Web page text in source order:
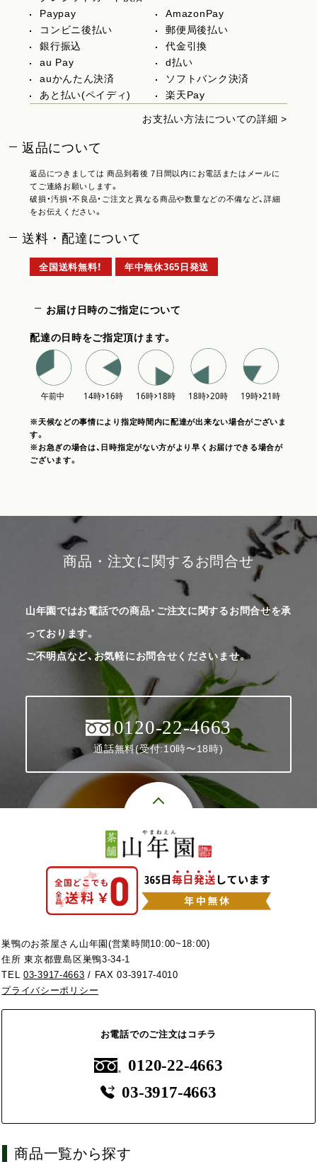
Paypay
AmazonPay
コンビニ後払い
郵便局後払い
銀行振込
代金引換
au Pay
d払い
auかんたん決済
ソフトバンク決済
あと払い(ペイディ)
楽天Pay
お支払い方法についての詳細 >
返品について
返品につきましては 商品到着後 7日間以内にお電話またはメールに
てご連絡お願いします。
破損・汚損・不良品・ご注文と異なる商品や数量などの不備など、詳細
をお伝えください。
送料・配達について
全国送料無料！ 年中無休365日発送
お届け日時のご指定について
配達の日時をご指定頂けます。
※天候などの事情により指定時間内に配達が出来ない場合がございま
す。
※お急ぎの場合は、日時指定がない方がより早くお届けできる場合が
ございます。
商品・注文に関するお問合せ
山年園ではお電話での商品・ご注文に関するお問合せを承
っております。
ご不明点など、お気軽にお問合せくださいませ。
0120-22-4663
通話無料(受付:10時〜18時)
巣鴨のお茶屋さん山年園(営業時間10:00~18:00)
住所 東京都豊島区巣鴨3-34-1
TEL03-3917-4663 / FAX 03-3917-4010
プライバシーポリシー
お電話でのご注文はコチラ
0120-22-4663
03-3917-4663
商品一覧から探す